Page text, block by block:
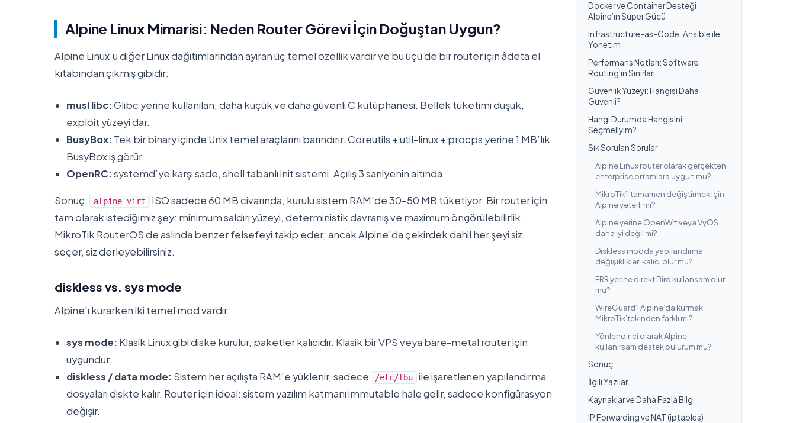
Alpine Linux Mimarisi: Neden Router Görevi İçin Doğuştan Uygun?
Alpine Linux’u diğer Linux dağıtımlarından ayıran üç temel özellik vardır ve bu üçü de bir router için âdeta el
kitabından çıkmış gibidir:
musl libc:Glibc yerine kullanılan, daha küçük ve daha güvenli C kütüphanesi. Bellek tüketimi düşük,
exploit yüzeyi dar.
BusyBox: Tek bir binary içinde Unix temel araçlarını barındırır. Coreutils + util-linux + procps yerine 1 MB’lık
BusyBox iş görür.
OpenRC:systemd’ye karşı sade, shell tabanlı init sistemi. Açılış 3 saniyenin altında.
Sonuç: alpine-virt
ISO sadece 60 MB civarında, kurulu sistem RAM’de 30-50 MB tüketiyor. Bir router için
tam olarak istediğimiz şey: minimum saldırı yüzeyi, deterministik davranış ve maximum öngörülebilirlik.
MikroTik RouterOS de aslında benzer felsefeyi takip eder; ancak Alpine’da çekirdek dahil her şeyi siz
seçer, siz derleyebilirsiniz.
diskless vs. sys mode
Alpine’ı kurarken iki temel mod vardır:
sys mode: Klasik Linux gibi diske kurulur, paketler kalıcıdır. Klasik bir VPS veya bare-metal router için
uygundur.
diskless / data mode: Sistem her açılışta RAM’e yüklenir, sadece /etc/lbu
ile işaretlenen yapılandırma
dosyaları diskte kalır. Router için ideal: sistem yazılım katmanı immutable hale gelir, sadece konfigürasyon
değişir.
Docker ve Container Desteği:
Alpine’ın Süper Gücü
Infrastructure-as-Code: Ansible ile
Yönetim
Performans Notları: Software
Routing’in Sınırları
Güvenlik Yüzeyi: Hangisi Daha
Güvenli?
Hangi Durumda Hangisini
Seçmeliyim?
Sık Sorulan Sorular
Alpine Linux router olarak gerçekten
enterprise ortamlara uygun mu?
MikroTik’i tamamen değiştirmek için
Alpine yeterli mi?
Alpine yerine OpenWrt veya VyOS
daha iyi değil mi?
Diskless modda yapılandırma
değişiklikleri kalıcı olur mu?
FRR yerine direkt Bird kullansam olur
mu?
WireGuard’ı Alpine’da kurmak
MikroTik’tekinden farklı mı?
Yönlendirici olarak Alpine
kullanırsam destek bulurum mu?
Sonuç
İlgili Yazılar
Kaynaklar ve Daha Fazla Bilgi
IP Forwarding ve NAT (iptables)